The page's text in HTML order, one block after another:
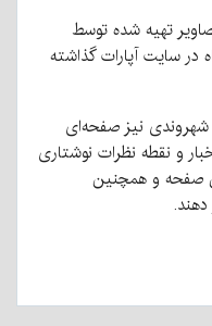
تهیه شده توسط
در سایت آپارات گذاشته
شهروندی نیز صفحه‌ای
و نقطه نظرات نوشتاری
صفحه و همچنین
دهند.